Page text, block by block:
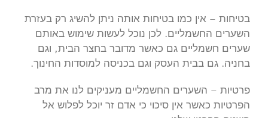
בטיחות – אין כמו בטיחות אותה ניתן להשיג רק בעזרת
השערים החשמליים. לכן נוכל לעשות שימוש באותם
שערים חשמליים גם כאשר מדובר בחצר הבית, וגם
בחניה. גם בבית העסק וגם בכניסה למוסדות החינוך.
פרטיות – השערים החשמליים מעניקים לנו את מרב
הפרטיות כאשר אין סיכוי כי אדם זר יוכל לפלוש אל